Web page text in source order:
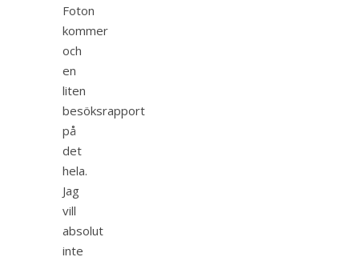
Foton
kommer
och
en
liten
besöksrapport
på
det
hela.
Jag
vill
absolut
inte